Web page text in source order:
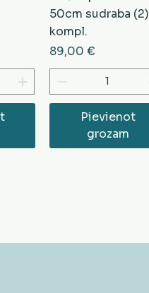
50cm sudraba (2)
kompl.
Cena
89,00 €
Pievienot
grozam